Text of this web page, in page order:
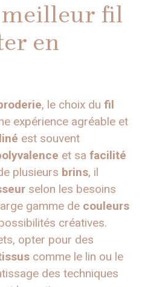
meilleur fil
en
, le choix du fil
expérience agréable et
est souvent
et sa facilité
plusieurs brins, il
selon les besoins
gamme de couleurs
créatives.
opter pour des
comme le lin ou le
des techniques